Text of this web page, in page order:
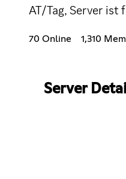
AT/Tag, Server
70 Online 1,310
Server